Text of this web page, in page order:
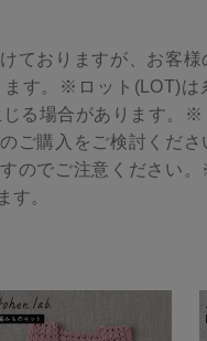
ておりますが、お客様
す。※ロット(LOT)は
る場合があります。
ご購入をご検討くだ
のでご注意ください
す。